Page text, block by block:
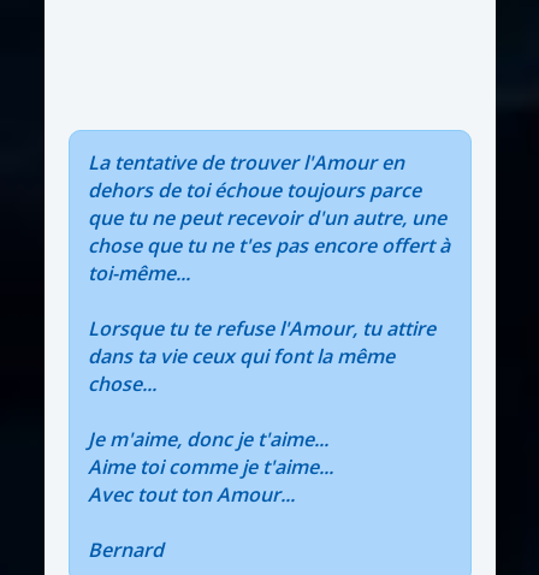
La tentative de trouver l'Amour en
dehors de toi échoue toujours parce
que tu ne peut recevoir d'un autre, une
chose que tu ne t'es pas encore offert à
toi-même...
Lorsque tu te refuse l'Amour, tu attire
dans ta vie ceux qui font la même
chose...
Je m'aime, donc je t'aime...
Aime toi comme je t'aime...
Avec tout ton Amour...
Bernard